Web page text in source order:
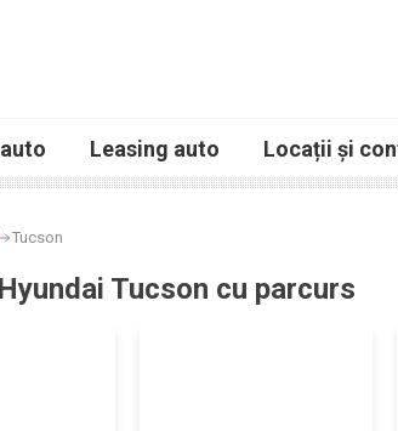
Leasing auto Locații și
Tucson
Tucson cu parcurs